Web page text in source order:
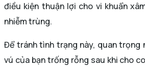
điều kiện thuận lợi cho vi khuẩn
nhiễm trùng.
Để tránh tình trạng này, quan trọng
vú của bạn trống rỗng sau khi cho